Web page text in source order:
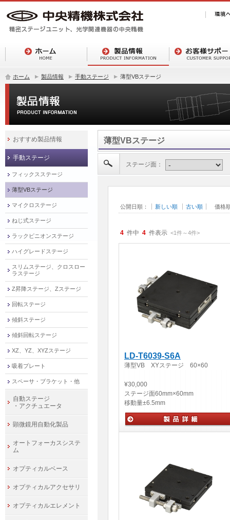
ホーム 製品情報 手動ステージ 薄型VBステージ
薄型VBステージ
ステージ面：
公開日順： 新しい順 古い順 価格
4 件中 4 件表示 <1件～4件>
LD-T6039-S6A
薄型VB XYステージ 60×60
¥30,000
ステージ面60mm×60mm
移動量±6.5mm
おすすめ製品情報
手動ステージ
フィックスステージ
薄型VBステージ
マイクロステージ
ねじ式ステージ
ラックピニオンステージ
ハイグレードステージ
スリムステージ、クロスロー
ラステージ
Z昇降ステージ、Zステージ
回転ステージ
傾斜ステージ
傾斜回転ステージ
XZ、YZ、XYZステージ
吸着プレート
スペーサ・ブラケット・他
自動ステージ
・アクチュエータ
顕微鏡用自動化製品
オートフォーカスシステ
ム
オプティカルベース
オプティカルアクセサリ
オプティカルエレメント